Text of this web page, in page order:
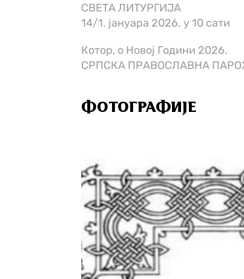
СВЕТА ЛИТУРГИЈА
14/1. јануара 2026. у 10 сати
Котор, о Новој Години 2026.
СРПСКА ПРАВОСЛАВНА
ФОТОГРАФИЈЕ